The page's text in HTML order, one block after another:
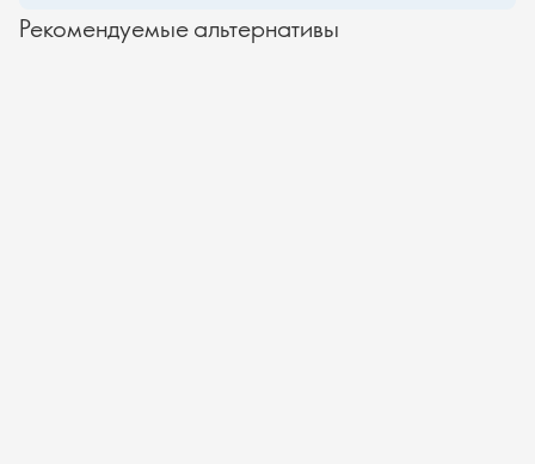
Рекомендуемые альтернативы